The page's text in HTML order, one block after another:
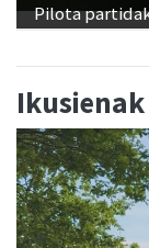
Pilota
Ikusienak